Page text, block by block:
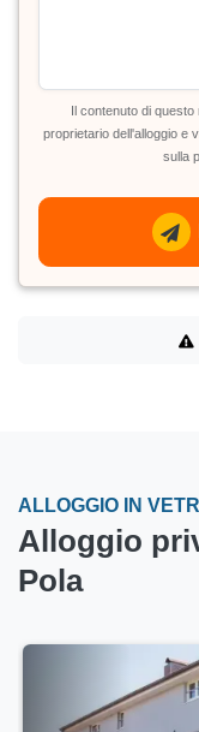
Il contenuto di
proprietario dell'alloggio e
sulla
ALLOGGIO IN
Alloggio
Pola